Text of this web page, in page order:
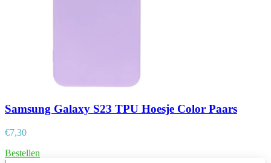
Samsung Galaxy S23 TPU Hoesje Color Paars
€7,30
Bestellen